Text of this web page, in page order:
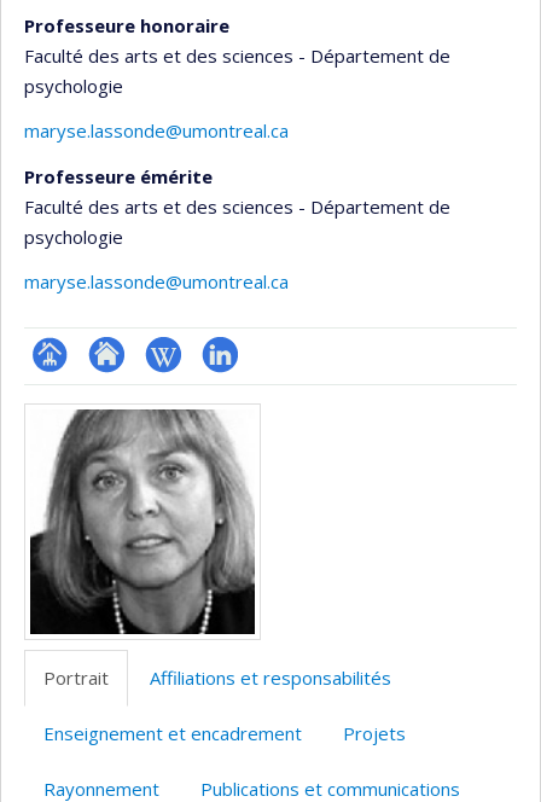
Professeure honoraire
Faculté des arts et des sciences - Département de
psychologie
maryse.lassonde@umontreal.ca
Professeure émérite
Faculté des arts et des sciences - Département de
psychologie
maryse.lassonde@umontreal.ca
Page
professionnelle
(faculté,département,école)
Site
web
de
l’unité
de
recherche
Wiki LinkedIn
Médias
Portrait Affiliations et responsabilités
Enseignement et encadrement Projets
Rayonnement Publications et communications